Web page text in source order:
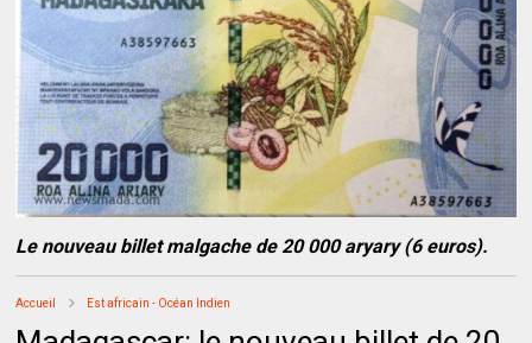
Le nouveau billet malgache de 20 000 aryary (6 euros).
Accueil Est africain - Océan Indien